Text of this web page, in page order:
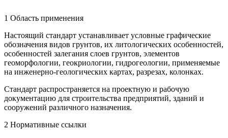
1 Область применения
Настоящий стандарт устанавливает условные графические
обозначения видов грунтов, их литологических особенностей,
особенностей залегания слоев грунтов, элементов
геоморфологии, геокриологии, гидрогеологии, применяемые
на инженерно-геологических картах, разрезах, колонках.
Стандарт распространяется на проектную и рабочую
документацию для строительства предприятий, зданий и
сооружений различного назначения.
2 Нормативные ссылки